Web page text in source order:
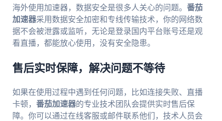
海外使用加速器，数据安全是很多人关心的问题。 番茄
加速器采用数据安全加密和专线传输技术，你的网络数
据不会被泄露或监听，无论是登录国内平台账号还是观
看直播，都能放心使用，没有安全隐患。
售后实时保障，解决问题不等待
如果在使用过程中遇到任何问题，比如连接失败、直播
卡顿， 番茄加速器的专业技术团队会提供实时售后保
障。你可以通过在线客服或邮件联系他们，技术人员会